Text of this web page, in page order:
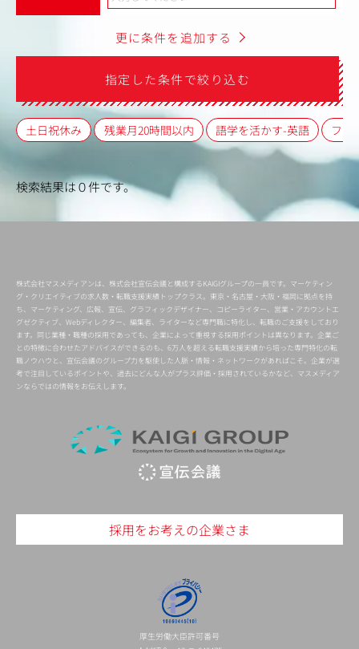
更に条件を追加する
指定した条件で絞り込む
土日祝休み 残業月20時間以内 語学を活かす-英語 フレ
検索結果は０件です。
株式会社マスメディアンは、株式会社宣伝会議と構成するKAIGIグループの一員です。マーケティン
グ・クリエイティブの求人数・転職支援実績トップクラス。東京・名古屋・大阪・福岡に拠点を持
ち、マーケティング、広報、宣伝、グラフィックデザイナー、コピーライター、営業・アカウントエ
グゼクティブ、Webディレクター、編集者、ライターなど専門職に特化し、転職のご支援をしており
ます。同じ業種・職種の採用であっても、企業によって重視する採用ポイントは異なります。企業ご
との特徴に合わせたアドバイスができるのも、6万人を超える転職支援実績から培った専門特化の転
職ノウハウと、宣伝会議のグループ力を駆使した人脈・情報・ネットワークがあればこそ。企業が選
考で注目しているポイントや、過去にどんな人がプラス評価・採用されているかなど、マスメディア
ンならではの情報をお伝えします。
採用をお考えの企業さま
厚生労働大臣許可番号